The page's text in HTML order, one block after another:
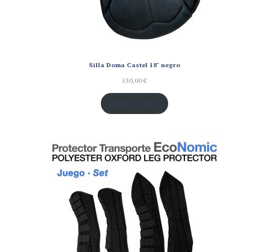
Silla Doma Castel 18" negro
530,00€
Añadir al carrito